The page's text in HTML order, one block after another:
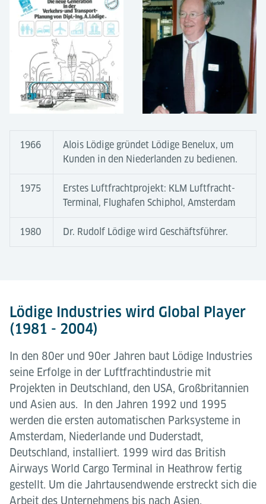
1966
Alois Lödige gründet Lödige Benelux, um
Kunden in den Niederlanden zu bedienen.
1975
Erstes Luftfrachtprojekt: KLM Luftfracht-
Terminal, Flughafen Schiphol, Amsterdam
1980 Dr. Rudolf Lödige wird Geschäftsführer.
Lödige Industries wird Global Player
(1981 - 2004)
In den 80er und 90er Jahren baut Lödige Industries
seine Erfolge in der Luftfrachtindustrie mit
Projekten in Deutschland, den USA, Großbritannien
und Asien aus. In den Jahren 1992 und 1995
werden die ersten automatischen Parksysteme in
Amsterdam, Niederlande und Duderstadt,
Deutschland, installiert. 1999 wird das British
Airways World Cargo Terminal in Heathrow fertig
gestellt. Um die Jahrtausendwende erstreckt sich die
Arbeit des Unternehmens bis nach Asien.